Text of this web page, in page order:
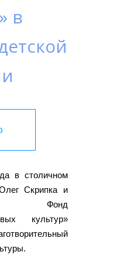
в
в столичном
Скрипка и
Фонд
культур»